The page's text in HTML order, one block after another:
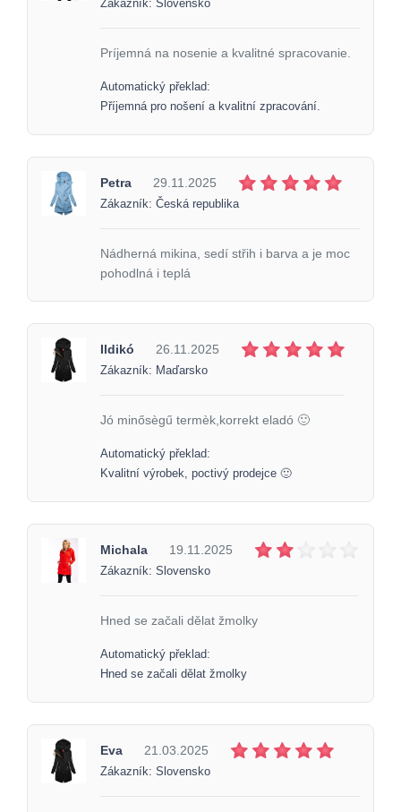
Zákazník: Slovensko
Príjemná na nosenie a kvalitné spracovanie.
Automatický překlad:
Příjemná pro nošení a kvalitní zpracování.
Petra 29.11.2025
Zákazník: Česká republika
Nádherná mikina, sedí střih i barva a je moc
pohodlná i teplá
Ildikó 26.11.2025
Zákazník: Maďarsko
Jó minősègű termèk,korrekt eladó 🙂
Automatický překlad:
Kvalitní výrobek, poctivý prodejce 🙂
Michala 19.11.2025
Zákazník: Slovensko
Hned se začali dělat žmolky
Automatický překlad:
Hned se začali dělat žmolky
Eva 21.03.2025
Zákazník: Slovensko